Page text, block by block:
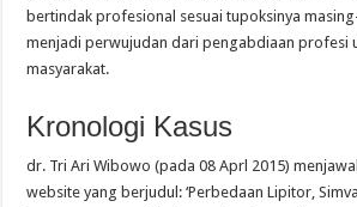
bertindak profesional sesuai tupoksinya
menjadi perwujudan dari pengabdiaan profesi
masyarakat.
Kronologi Kasus
dr. Tri Ari Wibowo (pada 08 Aprl 2015)
website yang berjudul: ‘Perbedaan Lipitor,